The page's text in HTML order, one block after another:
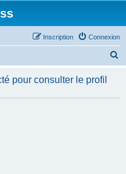
Connexion
Inscription
h
pour consulter le profil